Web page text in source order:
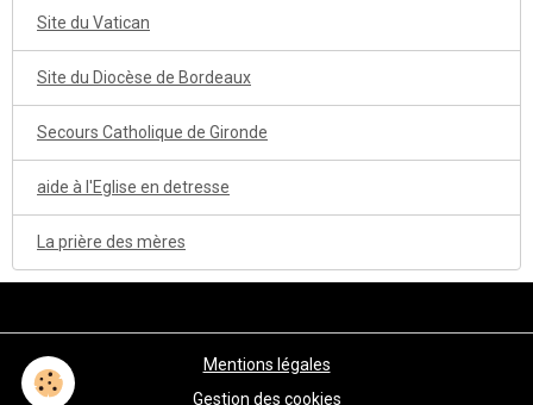
Site du Vatican
Site du Diocèse de Bordeaux
Secours Catholique de Gironde
aide à l'Eglise en detresse
La prière des mères
Mentions légales
Gestion des cookies